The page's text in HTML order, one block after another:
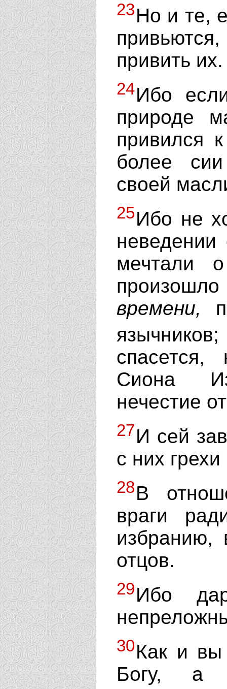
23Но и те,
привить их.
24Ибо
природе
привился
более
своей
25Ибо не
мечтали
времени,
Сиона
нечестие
27И сей
с них грехи
28В
враги
избранию,
отцов.
29Ибо
30Как и вы
Богу, а